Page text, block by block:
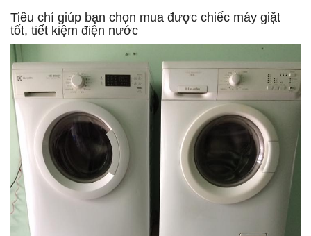
Tiêu chí giúp bạn chọn mua được chiếc máy giặt
tốt, tiết kiệm điện nước